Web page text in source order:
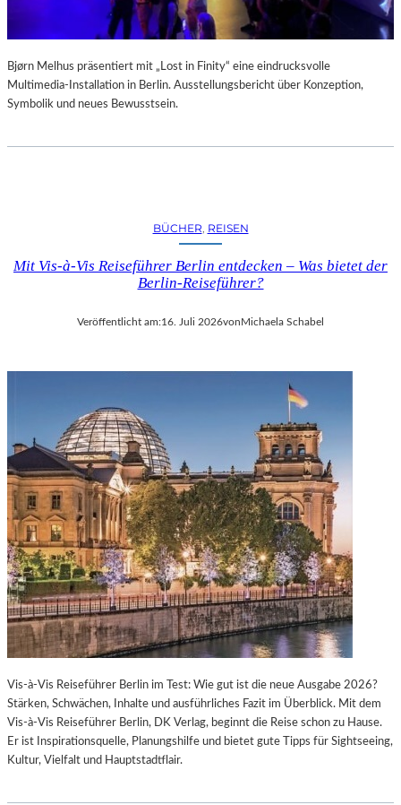
Bjørn Melhus präsentiert mit „Lost in Finity“ eine eindrucksvolle
Multimedia-Installation in Berlin. Ausstellungsbericht über Konzeption,
Symbolik und neues Bewusstsein.
BÜCHER, REISEN
Mit Vis-à-Vis Reiseführer Berlin entdecken – Was bietet der
Berlin-Reiseführer?
Veröffentlicht am:16. Juli 2026von Michaela Schabel
Vis-à-Vis Reiseführer Berlin im Test: Wie gut ist die neue Ausgabe 2026?
Stärken, Schwächen, Inhalte und ausführliches Fazit im Überblick. Mit dem
Vis-à-Vis Reiseführer Berlin, DK Verlag, beginnt die Reise schon zu Hause.
Er ist Inspirationsquelle, Planungshilfe und bietet gute Tipps für Sightseeing,
Kultur, Vielfalt und Hauptstadtflair.